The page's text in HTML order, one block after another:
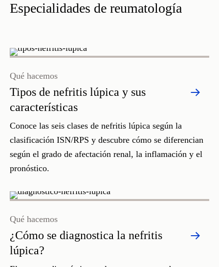
Especialidades de reumatología
Tipos de nefritis lúpica y sus
características
Qué hacemos
Conoce las seis clases de nefritis lúpica según la
clasificación ISN/RPS y descubre cómo se diferencian
según el grado de afectación renal, la inflamación y el
pronóstico.
¿Cómo se diagnostica la nefritis
lúpica?
Qué hacemos